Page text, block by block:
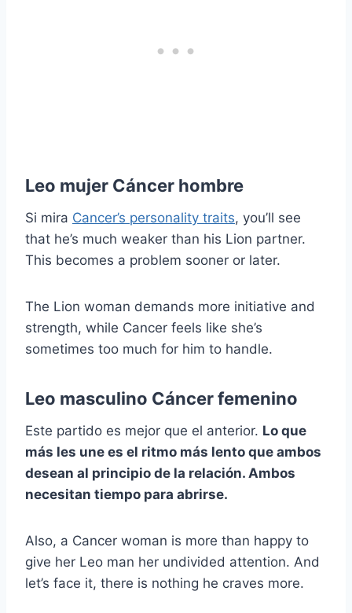
Leo mujer Cáncer hombre
Si mira Cancer’s personality traits, you’ll see
that he’s much weaker than his Lion partner.
This becomes a problem sooner or later.
The Lion woman demands more initiative and
strength, while Cancer feels like she’s
sometimes too much for him to handle.
Leo masculino Cáncer femenino
Este partido es mejor que el anterior. Lo que
más les une es el ritmo más lento que ambos
desean al principio de la relación. Ambos
necesitan tiempo para abrirse.
Also, a Cancer woman is more than happy to
give her Leo man her undivided attention. And
let’s face it, there is nothing he craves more.